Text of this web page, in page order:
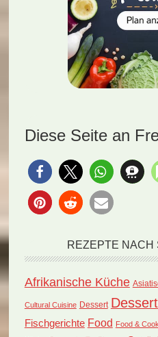
Diese Seite an
REZEPTE NACH
Afrikanische Küche
Cultural Cuisine Dessert
Fischgerichte Food Food &